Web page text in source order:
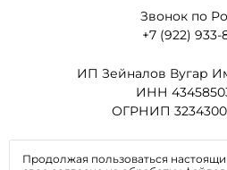
Звонок по
+7 (922)
ИП Зейналов Вугар
ИНН
ОГРНИП
Продолжая пользоваться